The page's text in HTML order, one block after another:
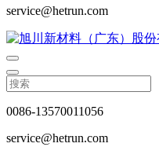
service@hetrun.com
0086-13570011056
service@hetrun.com